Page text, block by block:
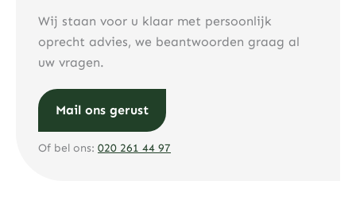
Wij staan voor u klaar met persoonlijk
oprecht advies, we beantwoorden graag al
uw vragen.
Mail ons gerust
Of bel ons: 020 261 44 97